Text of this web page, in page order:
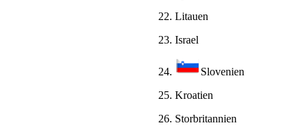
22. Litauen
23. Israel
24.
Slovenien
25. Kroatien
26. Storbritannien